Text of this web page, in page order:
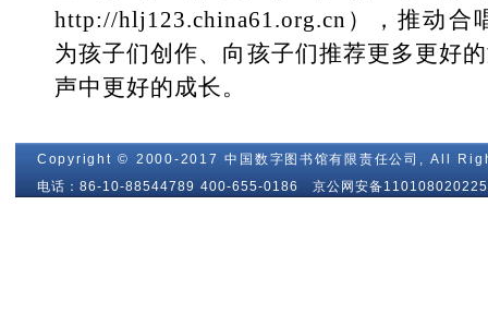
http://hlj123.china61.org.cn），推动
为孩子们创作、向孩子们推荐更多更好
声中更好的成长。
Copyright © 2000-2017 中国数字图书馆有限责任公司, All
电话：86-10-88544789 400-655-0186 京公网安备